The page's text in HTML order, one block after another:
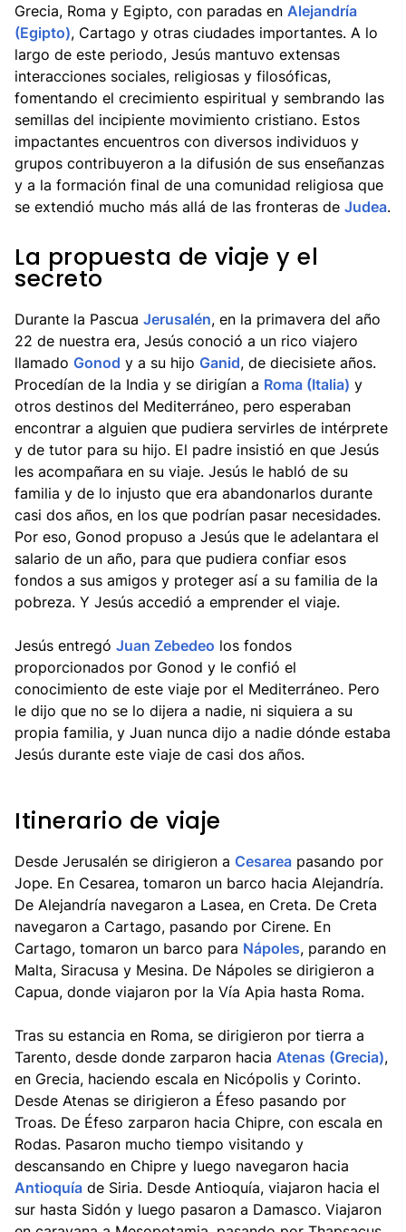
Grecia, Roma y Egipto, con paradas en Alejandría
(Egipto), Cartago y otras ciudades importantes. A lo
largo de este periodo, Jesús mantuvo extensas
interacciones sociales, religiosas y filosóficas,
fomentando el crecimiento espiritual y sembrando las
semillas del incipiente movimiento cristiano. Estos
impactantes encuentros con diversos individuos y
grupos contribuyeron a la difusión de sus enseñanzas
y a la formación final de una comunidad religiosa que
se extendió mucho más allá de las fronteras de Judea.
La propuesta de viaje y el
secreto
Durante la Pascua Jerusalén, en la primavera del año
22 de nuestra era, Jesús conoció a un rico viajero
llamado Gonod y a su hijo Ganid, de diecisiete años.
Procedían de la India y se dirigían a Roma (Italia) y
otros destinos del Mediterráneo, pero esperaban
encontrar a alguien que pudiera servirles de intérprete
y de tutor para su hijo. El padre insistió en que Jesús
les acompañara en su viaje. Jesús le habló de su
familia y de lo injusto que era abandonarlos durante
casi dos años, en los que podrían pasar necesidades.
Por eso, Gonod propuso a Jesús que le adelantara el
salario de un año, para que pudiera confiar esos
fondos a sus amigos y proteger así a su familia de la
pobreza. Y Jesús accedió a emprender el viaje.
Jesús entregó Juan Zebedeo los fondos
proporcionados por Gonod y le confió el
conocimiento de este viaje por el Mediterráneo. Pero
le dijo que no se lo dijera a nadie, ni siquiera a su
propia familia, y Juan nunca dijo a nadie dónde estaba
Jesús durante este viaje de casi dos años.
Itinerario de viaje
Desde Jerusalén se dirigieron a Cesarea pasando por
Jope. En Cesarea, tomaron un barco hacia Alejandría.
De Alejandría navegaron a Lasea, en Creta. De Creta
navegaron a Cartago, pasando por Cirene. En
Cartago, tomaron un barco para Nápoles, parando en
Malta, Siracusa y Mesina. De Nápoles se dirigieron a
Capua, donde viajaron por la Vía Apia hasta Roma.
Tras su estancia en Roma, se dirigieron por tierra a
Tarento, desde donde zarparon hacia Atenas (Grecia),
en Grecia, haciendo escala en Nicópolis y Corinto.
Desde Atenas se dirigieron a Éfeso pasando por
Troas. De Éfeso zarparon hacia Chipre, con escala en
Rodas. Pasaron mucho tiempo visitando y
descansando en Chipre y luego navegaron hacia
Antioquía de Siria. Desde Antioquía, viajaron hacia el
sur hasta Sidón y luego pasaron a Damasco. Viajaron